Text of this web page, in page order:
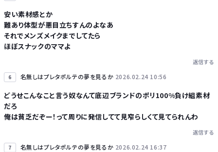
安い素材感とか
難あり体型が悪目立ちすんのよなあ
それでメンズメイクまでしてたら
ほぼスナックのママよ
返信する
6 名無しはプレタポルテの夢を見るか 2026.02.24 10:56
どうせこんなこと言う奴なんて底辺ブランドのポリ100%負け組素材
だろ
俺は貧乏だぞー！って周りに発信してて見窄らしくて見てられんわ
返信する
7 名無しはプレタポルテの夢を見るか 2026.02.24 16:37